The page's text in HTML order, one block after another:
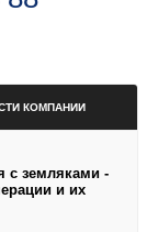
КОМПАНИИ
с земляками -
и их